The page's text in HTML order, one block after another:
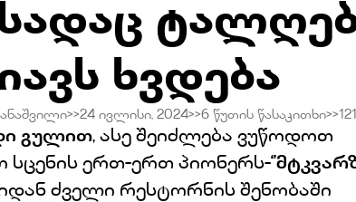
ხვდება
>>24 ივლისი, 2024>>6 წუთის წასაკითხი>>
გულით, ასე შეიძლება ვუწოდოთ
ერთ-ერთ პიონერს-
ძველი რესტორნის შენობაში